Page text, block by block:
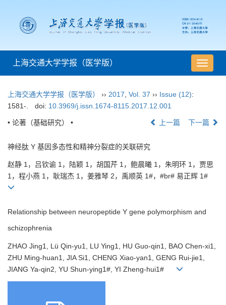
导
航
上海交通大学学报（医学版）
上海交通大学学报（医学版） ›› 2017 Vol. 37 ›› Issue (12):
1581-.
doi: 10.3969/j.issn.1674-8115.2017.12.001
• 论著（基础研究） • 上一篇 下一篇
神经肽 Y 基因多态性和精神分裂症的关联研究
赵静 1，吕钦谕 1，陆颖 1，胡国芹 1，鲍晨曦 1，朱明环 1，贾思
1，程小燕 1，耿瑞杰 1，姜雅琴 2，禹顺英 1#，#br# 易正辉 1#
Relationship between neuropeptide Y gene polymorphism and
schizophrenia
ZHAO Jing1, Lü Qin-yu1, LU Ying1, HU Guo-qin1, BAO Chen-xi1,
ZHU Ming-huan1, JIA Si1, CHENG Xiao-yan1, GENG Rui-jie1,
JIANG Ya-qin2, YU Shun-ying1#, YI Zheng-hui1#